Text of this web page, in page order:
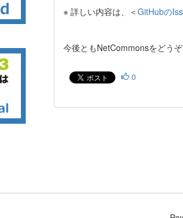
※ 詳しい内容は、＜GitHubの
今後ともNetCommonsをどう
0